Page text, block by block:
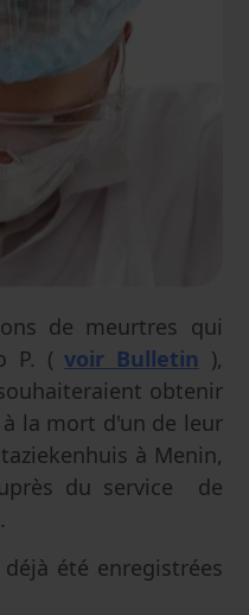
de meurtres qui
P. (voir Bulletin ),
obtenir
la mort d'un de leur
à Menin,
du service de
été enregistrées